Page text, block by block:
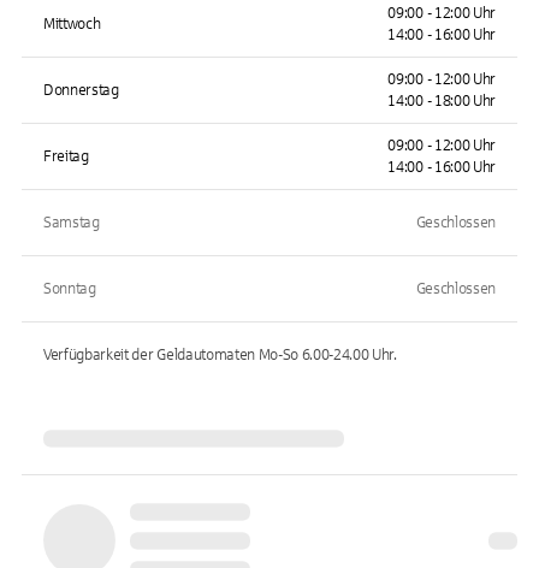
Mittwoch
09:00 - 12:00 Uhr
14:00 - 16:00 Uhr
Donnerstag
09:00 - 12:00 Uhr
14:00 - 18:00 Uhr
Freitag
09:00 - 12:00 Uhr
14:00 - 16:00 Uhr
Samstag Geschlossen
Sonntag Geschlossen
Verfügbarkeit der Geldautomaten Mo-So 6.00-24.00Uhr.